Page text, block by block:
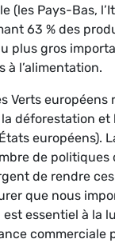
(les Pays-Bas,
63 % des
plus gros
à l’alimentation.
Verts
déforestation
européens).
de politiques
de rendre
que nous
essentiel à la
commerciale